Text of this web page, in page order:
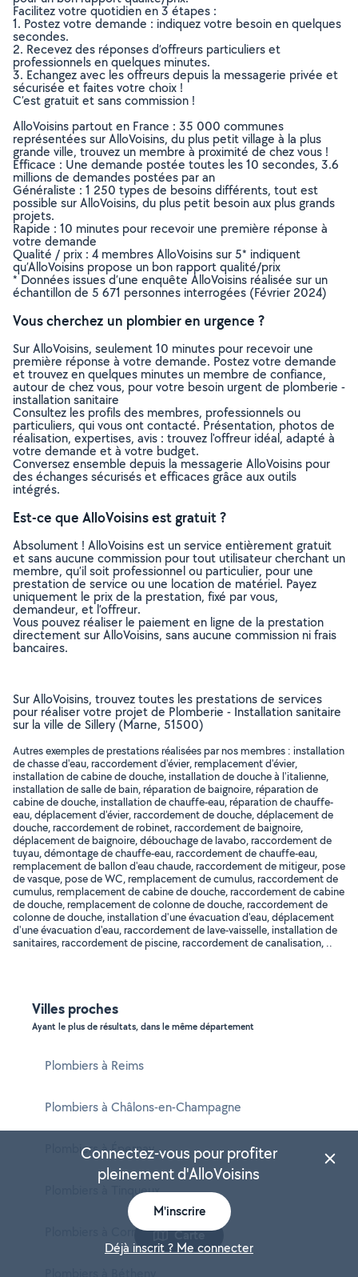
Facilitez votre quotidien en 3 étapes :
1. Postez votre demande : indiquez votre besoin en quelques
secondes.
2. Recevez des réponses d’offreurs particuliers et
professionnels en quelques minutes.
3. Echangez avec les offreurs depuis la messagerie privée et
sécurisée et faites votre choix !
C’est gratuit et sans commission !
AlloVoisins partout en France : 35 000 communes
représentées sur AlloVoisins, du plus petit village à la plus
grande ville, trouvez un membre à proximité de chez vous !
Efficace : Une demande postée toutes les 10 secondes, 3.6
millions de demandes postées par an
Généraliste : 1 250 types de besoins différents, tout est
possible sur AlloVoisins, du plus petit besoin aux plus grands
projets.
Rapide : 10 minutes pour recevoir une première réponse à
votre demande
Qualité / prix : 4 membres AlloVoisins sur 5* indiquent
qu’AlloVoisins propose un bon rapport qualité/prix
* Données issues d’une enquête AlloVoisins réalisée sur un
échantillon de 5 671 personnes interrogées (Février 2024)
Vous cherchez un plombier en urgence ?
Sur AlloVoisins, seulement 10 minutes pour recevoir une
première réponse à votre demande. Postez votre demande
et trouvez en quelques minutes un membre de confiance,
autour de chez vous, pour votre besoin urgent de plomberie -
installation sanitaire
Consultez les profils des membres, professionnels ou
particuliers, qui vous ont contacté. Présentation, photos de
réalisation, expertises, avis : trouvez l'offreur idéal, adapté à
votre demande et à votre budget.
Conversez ensemble depuis la messagerie AlloVoisins pour
des échanges sécurisés et efficaces grâce aux outils
intégrés.
Est-ce que AlloVoisins est gratuit ?
Absolument ! AlloVoisins est un service entièrement gratuit
et sans aucune commission pour tout utilisateur cherchant un
membre, qu’il soit professionnel ou particulier, pour une
prestation de service ou une location de matériel. Payez
uniquement le prix de la prestation, fixé par vous,
demandeur, et l’offreur.
Vous pouvez réaliser le paiement en ligne de la prestation
directement sur AlloVoisins, sans aucune commission ni frais
bancaires.
Sur AlloVoisins, trouvez toutes les prestations de services
pour réaliser votre projet de Plomberie - Installation sanitaire
sur la ville de Sillery (Marne, 51500)
Autres exemples de prestations réalisées par nos membres : installation
de chasse d'eau, raccordement d'évier, remplacement d'évier,
installation de cabine de douche, installation de douche à l'italienne,
installation de salle de bain, réparation de baignoire, réparation de
cabine de douche, installation de chauffe-eau, réparation de chauffe-
eau, déplacement d'évier, raccordement de douche, déplacement de
douche, raccordement de robinet, raccordement de baignoire,
déplacement de baignoire, débouchage de lavabo, raccordement de
tuyau, démontage de chauffe-eau, raccordement de chauffe-eau,
remplacement de ballon d'eau chaude, raccordement de mitigeur, pose
de vasque, pose de WC, remplacement de cumulus, raccordement de
cumulus, remplacement de cabine de douche, raccordement de cabine
de douche, remplacement de colonne de douche, raccordement de
colonne de douche, installation d'une évacuation d'eau, déplacement
d'une évacuation d'eau, raccordement de lave-vaisselle, installation de
sanitaires, raccordement de piscine, raccordement de canalisation, ..
Villes proches
Ayant le plus de résultats, dans le même département
Plombiers à Reims
Plombiers à Châlons-en-Champagne
Plombiers à Épernay
Plombiers à Tinqueux
Plombiers à CormontreuilCarte
Connectez-vous pour profiter
pleinement d'AlloVoisins
M'inscrire
Déjà inscrit ? Me connecter